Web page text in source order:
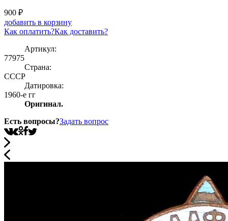
900 ₽
добавить в корзину
Как оплатить?Как доставить?
Артикул:
77975
Страна:
СССР
Датировка:
1960-е гг
Оригинал.
Есть вопросы?Задать вопрос